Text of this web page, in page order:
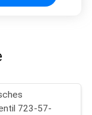
723-57-